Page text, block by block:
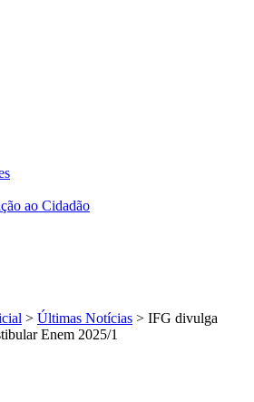
ao Cidadão
> Últimas Notícias > IFG divulga
Enem 2025/1